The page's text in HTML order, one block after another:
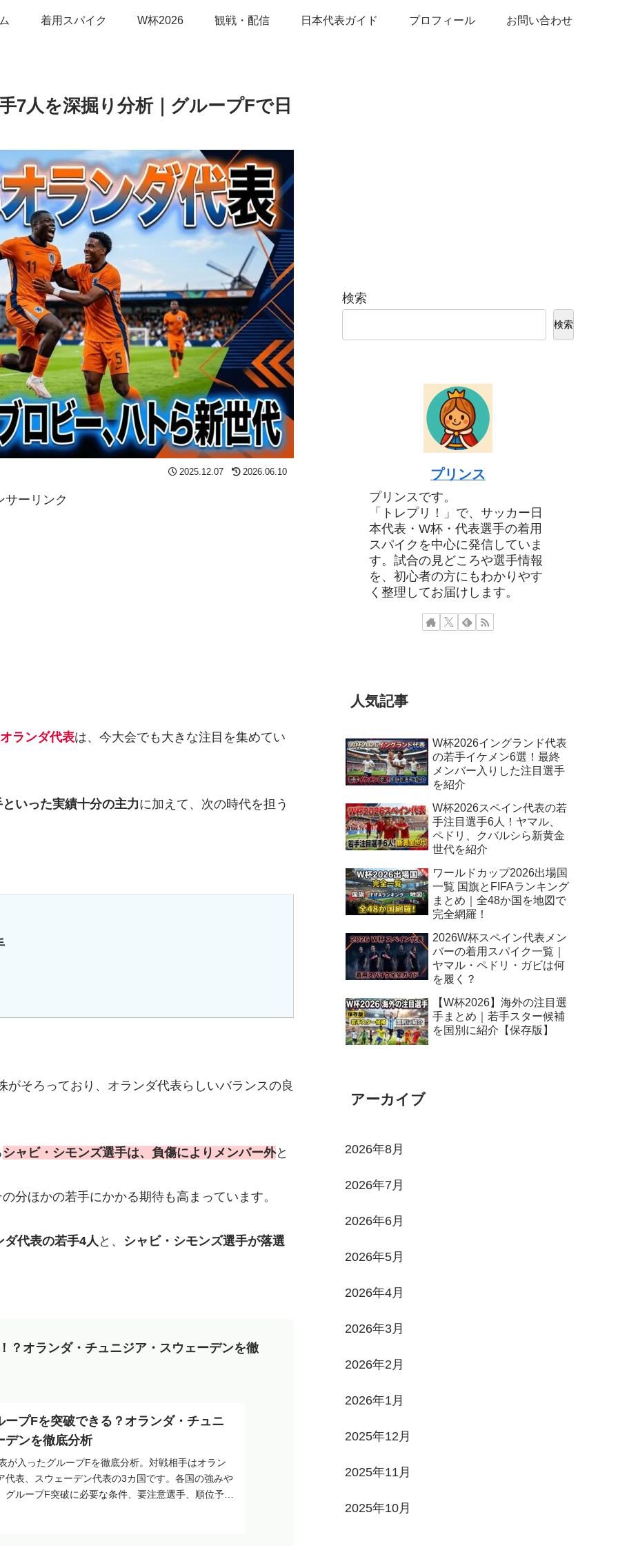
着用スパイク W杯2026 観戦・配信 日本代表ガイド プロフィール お問い合わせ
7人を深掘り分析｜グループFで日
2025.12.07 2026.06.10
サーリンク
オランダ代表は、今大会でも大きな注目を集めてい
いった実績十分の主力に加えて、次の時代を担う
そろっており、オランダ代表らしいバランスの良
シャビ・シモンズ選手は、 負傷によりメンバー外と
分ほかの若手にかかる期待も高まっています。
ダ代表の若手4人 と、 シャビ・シモンズ選手が落選
？オランダ・チュニジア・スウェーデンを徹
ープFを突破できる？オランダ・チュニ
デンを徹底分析
が入ったグループFを徹底分析。対戦相手はオラン
代表、スウェーデン代表の3カ国です。各国の強みや
グループF突破に必要な条件、要注意選手、順位予想
検索
検索
プリンス
プリンスです。
「トレプリ！」で、サッカー日
本代表・W杯・代表選手の着用
スパイクを中心に発信していま
す。試合の見どころや選手情報
を、初心者の方にもわかりやす
く整理してお届けします。
人気記事
W杯2026イングランド代表
の若手イケメン6選！最終
メンバー入りした注目選手
を紹介
W杯2026スペイン代表の若
手注目選手6人！ヤマル、
ペドリ、クバルシら新黄金
世代を紹介
ワールドカップ2026出場国
一覧 国旗とFIFAランキング
まとめ｜全48か国を地図で
完全網羅！
2026W杯スペイン代表メン
バーの着用スパイク一覧｜
ヤマル・ペドリ・ガビは何
を履く？
【W杯2026】海外の注目選
手まとめ｜若手スター候補
を国別に紹介【保存版】
アーカイブ
2026年8月
2026年7月
2026年6月
2026年5月
2026年4月
2026年3月
2026年2月
2026年1月
2025年12月
2025年11月
2025年10月